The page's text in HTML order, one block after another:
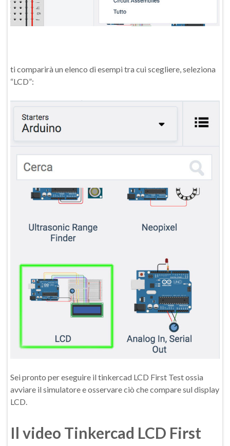
ti comparirà un elenco di esempi tra cui scegliere, seleziona
“LCD”:
Sei pronto per eseguire il tinkercad LCD First Test ossia
avviare il simulatore e osservare ciò che compare sul display
LCD.
Il video Tinkercad LCD First